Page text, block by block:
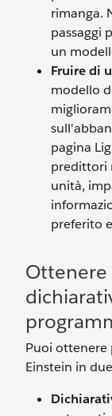
rimanga.
passaggi
un
Fruire di
modello
pagina
predittori
unità,
preferito
Puoi ottenere
Einstein in